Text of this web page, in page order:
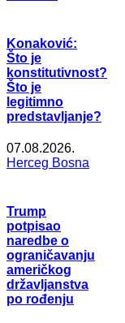
Konaković:
Što je
konstitutivnost?
Što je
legitimno
predstavljanje?
07.08.2026.
Herceg Bosna
Trump
potpisao
naredbe o
ograničavanju
američkog
državljanstva
po rođenju